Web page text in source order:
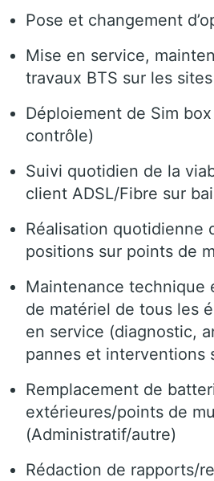
Pose et changement
Mise en service,
travaux BTS sur les
Déploiement de Sim
contrôle)
Suivi quotidien de la
client ADSL/Fibre sur
Réalisation quotidienne
positions sur points de
Maintenance technique
de matériel de tous les
en service (diagnostic,
pannes et interventions
Remplacement de
extérieures/points de
(Administratif/autre)
Rédaction de rapports/